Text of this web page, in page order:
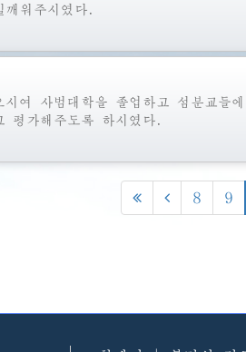
워주시였다.
여 사범대학을 졸업하고 섬분교들
평가해주도록 하시였다.
8 9